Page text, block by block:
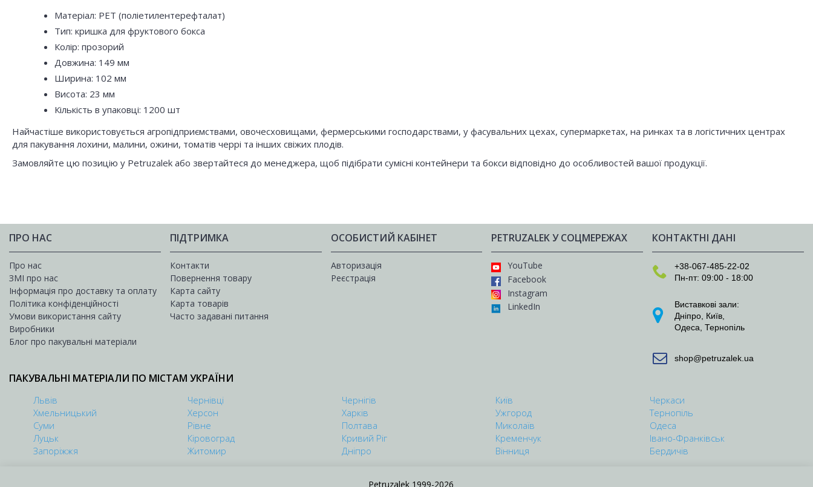
Матеріал: PET (поліетилентерефталат)
Тип: кришка для фруктового бокса
Колір: прозорий
Довжина: 149 мм
Ширина: 102 мм
Висота: 23 мм
Кількість в упаковці: 1200 шт
Найчастіше використовується агропідприємствами, овочесховищами, фермерськими господарствами, у фасувальних цехах, супермаркетах, на ринках та в логістичних центрах
для пакування лохини, малини, ожини, томатів черрі та інших свіжих плодів.
Замовляйте цю позицію у Petruzalek або звертайтеся до менеджера, щоб підібрати сумісні контейнери та бокси відповідно до особливостей вашої продукції.
ПРО НАС
Про нас
ЗМІ про нас
Інформація про доставку та оплату
Політика конфіденційності
Умови використання сайту
Виробники
Блог про пакувальні матеріали
ПІДТРИМКА
Контакти
Повернення товару
Карта сайту
Карта товарів
Часто задавані питання
ОСОБИСТИЙ КАБІНЕТ
Авторизація
Реєстрація
PETRUZALEK У СОЦМЕРЕЖАХ
YouTube
Facebook
Instagram
LinkedIn
КОНТАКТНІ ДАНІ
+38-067-485-22-02
Пн-пт: 09:00 - 18:00
Виставкові зали:
Дніпро Київ
Одеса Тернопіль
shop@petruzalek.ua
ПАКУВАЛЬНІ МАТЕРІАЛИ ПО МІСТАМ УКРАЇНИ
Львів Чернівці Чернігів Київ
Черкаси
Хмельницький
Херсон Харків Ужгород
Тернопіль
Суми
Рівне Полтава Миколаїв
Одеса
Луцьк
Кіровоград Кривий Ріг Кременчук
Івано-Франківськ
Запоріжжя
Житомир Дніпро Вінниця Бердичів
Petruzalek 1999-2026